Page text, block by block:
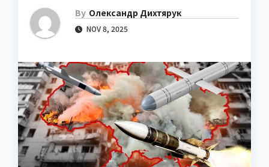
By Олександр Дихтярук
NOV 8, 2025